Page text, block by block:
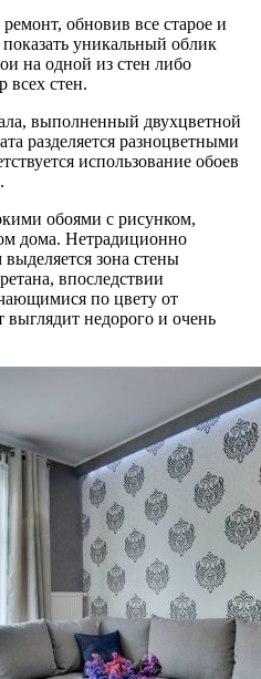
обновив все старое и
уникальный облик
на одной из стен либо
всех стен.
выполненный двухцветной
разделяется разноцветными
использование обоев
обоями с рисунком,
дома. Нетрадиционно
зона стены
впоследствии
по цвету от
выглядит недорого и очень